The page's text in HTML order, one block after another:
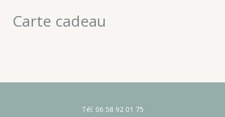
Carte cadeau
Tél: 06 58 92 01 75